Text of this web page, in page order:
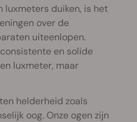
luxmeters duiken, is het
over de
uiteenlopen.
en solide
luxmeter, maar
helderheid zoals
oog. Onze ogen zijn